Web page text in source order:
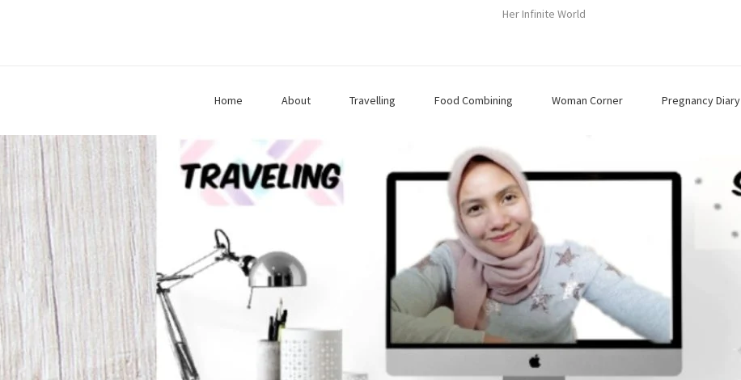
Her Infinite World
Home About Travelling Food Combining Woman Corner Pregnancy Diary